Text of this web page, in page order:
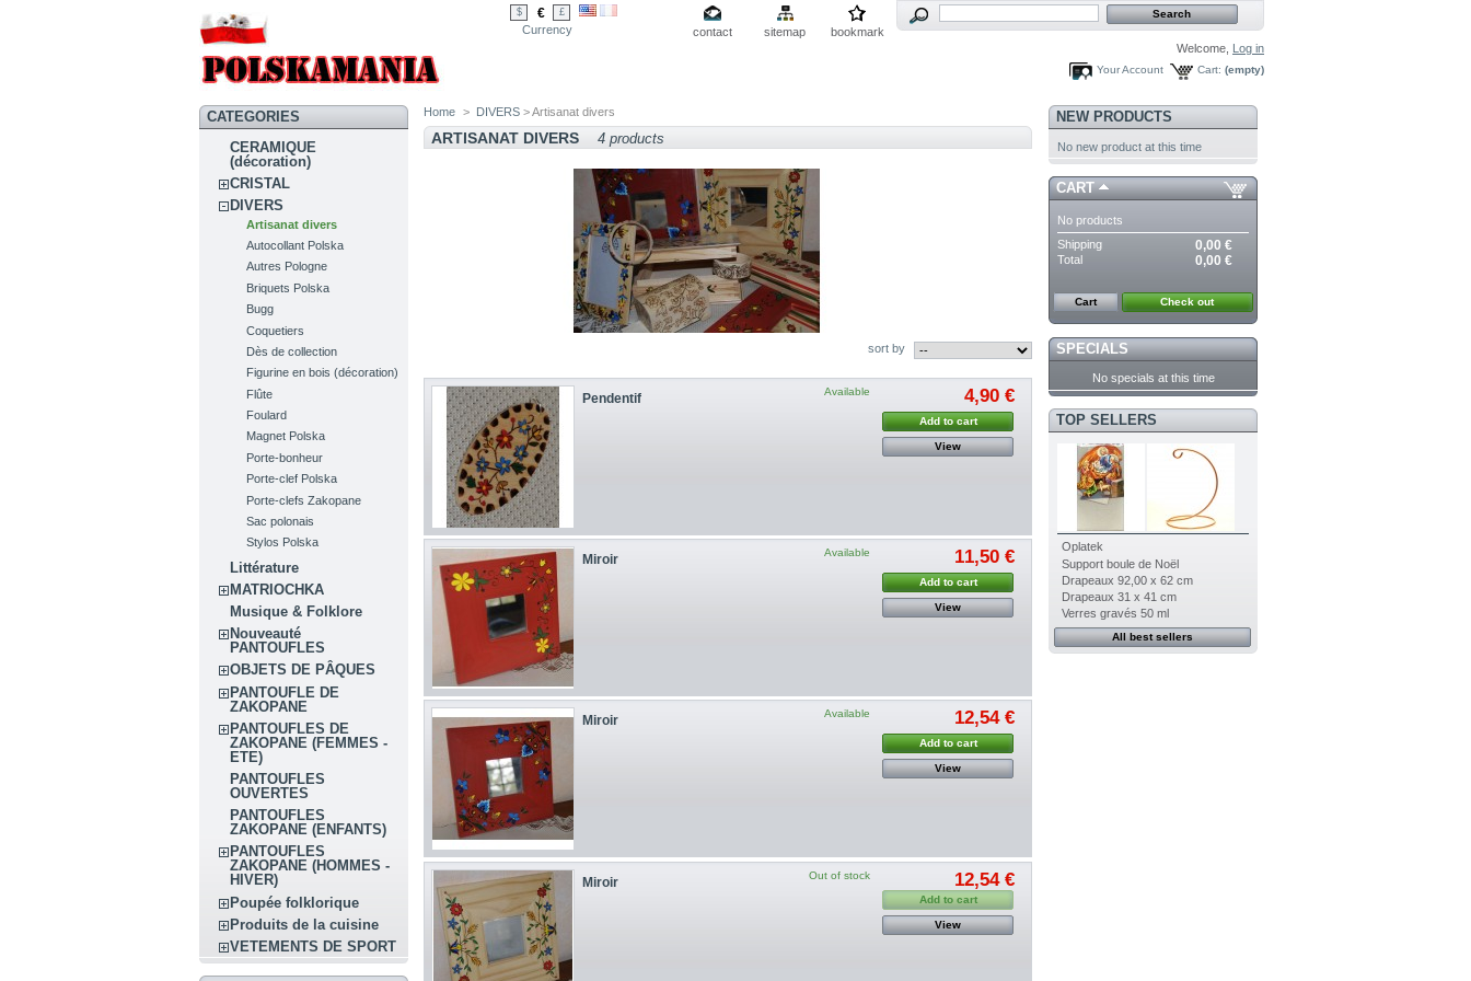
$ € £
Currency contact sitemap
bookmark
Welcome,
Log in
Cart: (empty)
Your Account
CATEGORIES
CERAMIQUE
(décoration)
CRISTAL
DIVERS
Artisanat divers
Autocollant Polska
Autres Pologne
Briquets Polska
Bugg
Coquetiers
Dès de collection
Figurine en bois (décoration)
Flûte
Foulard
Magnet Polska
Porte-bonheur
Porte-clef Polska
Porte-clefs Zakopane
Sac polonais
Stylos Polska
Littérature
MATRIOCHKA
Musique & Folklore
Nouveauté
PANTOUFLES
OBJETS DE PÂQUES
PANTOUFLE DE
ZAKOPANE
PANTOUFLES DE
ZAKOPANE (FEMMES -
ETE)
PANTOUFLES
OUVERTES
PANTOUFLES
ZAKOPANE (ENFANTS)
PANTOUFLES
ZAKOPANE (HOMMES -
HIVER)
Poupée folklorique
Produits de la cuisine
VETEMENTS DE SPORT
Home > DIVERS > Artisanat divers
ARTISANAT DIVERS 4 products
sort by
Available
Pendentif 4,90 €
Add to cart
View
Available
Miroir 11,50 €
Add to cart
View
Available
Miroir 12,54 €
Add to cart
View
Out of stock
Miroir 12,54 €
Add to cart
View
NEW PRODUCTS
No new product at this time
CART
No products
Shipping
0,00 €
Total 0,00 €
Cart Check out
SPECIALS
No specials at this time
TOP SELLERS
Oplatek
Support boule de Noël
Drapeaux 92,00 x 62 cm
Drapeaux 31 x 41 cm
Verres gravés 50 ml
All best sellers